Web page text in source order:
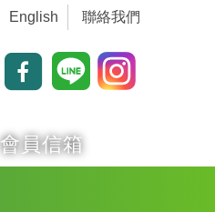
English 聯絡我們
會員信箱